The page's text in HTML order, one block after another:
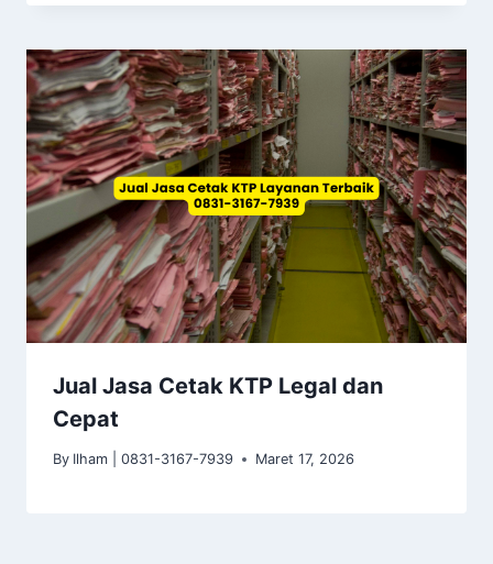
Jual Jasa Cetak KTP Legal dan
Cepat
By Ilham | 0831-3167-7939 Maret 17, 2026